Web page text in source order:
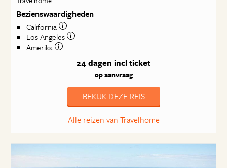
Bezienswaardigheden
California
Los Angeles
Amerika
24 dagen incl ticket
op aanvraag
BEKIJK DEZE REIS
Alle reizen van Travelhome